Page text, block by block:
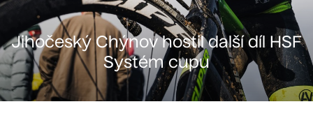
Jihočeský Chýnov hostil další díl HSF
Systém cupu